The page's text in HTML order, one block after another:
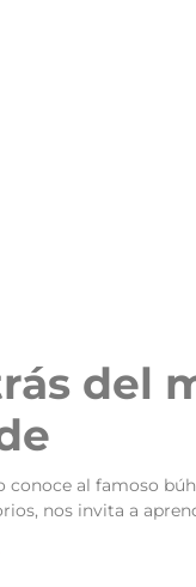
del
conoce al famoso
nos invita a